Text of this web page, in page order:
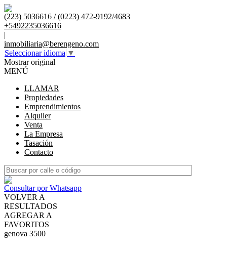
(223) 5036616 / (0223) 472-9192/4683
+5492235036616
|
inmobiliaria@berengeno.com
Seleccionar idioma ▼
Mostrar original
MENÚ
LLAMAR
Propiedades
Emprendimientos
Alquiler
Venta
La Empresa
Tasación
Contacto
Consultar por Whatsapp
VOLVER A
RESULTADOS
AGREGAR A
FAVORITOS
genova 3500